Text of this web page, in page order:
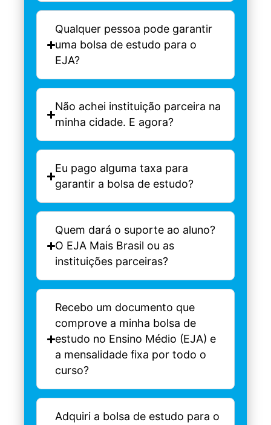
Qualquer pessoa pode garantir
uma bolsa de estudo para o
EJA?
Não achei instituição parceira na
minha cidade. E agora?
Eu pago alguma taxa para
garantir a bolsa de estudo?
Quem dará o suporte ao aluno?
O EJA Mais Brasil ou as
instituições parceiras?
Recebo um documento que
comprove a minha bolsa de
estudo no Ensino Médio (EJA) e
a mensalidade fixa por todo o
curso?
Adquiri a bolsa de estudo para o